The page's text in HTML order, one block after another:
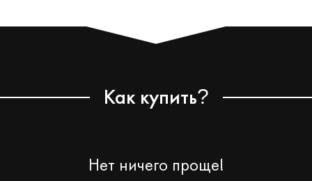
Как купить?
Нет ничего проще!